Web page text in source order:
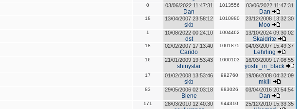
0 03/06/2022 11:47:31
Dan
1013556 03/06/2022 11:47:31
Dan
18 13/04/2007 23:58:12
skb
1010980 23/12/2008 13:32:30
Moo
1 10/08/2022 00:24:10
dst
1004462 13/10/2024 09:30:02
Skaidrite
18 02/02/2007 17:13:40
Carido
1001875 04/03/2007 15:49:37
Lehrling
16 21/01/2009 19:53:43
shinystar
1000103 16/03/2009 17:08:55
yoshi_in_black
17 01/02/2008 13:53:46
skb
992760 19/06/2008 04:32:09
mkill
83 29/05/2006 02:03:18
Biene
983026 03/04/2016 20:54:54
Dan
171 28/03/2010 12:40:30 944310 25/12/2010 15:33:35